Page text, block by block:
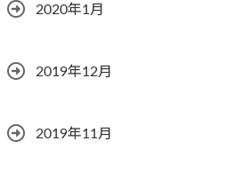
2020年1月
2019年12月
2019年11月